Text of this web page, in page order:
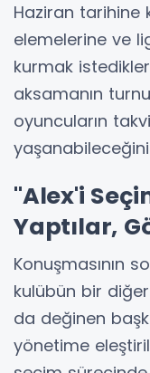
Haziran tarihine
elemelerine ve
kurmak
aksamanın
oyuncuların
"Alex'i
Yaptılar,
Konuşmasının
kulübün bir
da değinen
yönetime